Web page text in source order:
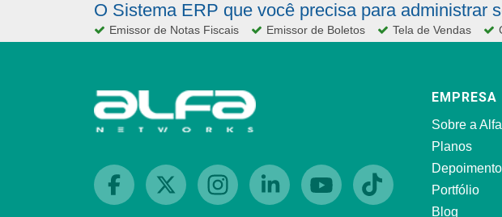
O Sistema ERP que você precisa para administrar
Emissor de Notas Fiscais Emissor de Boletos Tela de Vendas
EMPRESA
Sobre a
Planos
Portfólio
Blog